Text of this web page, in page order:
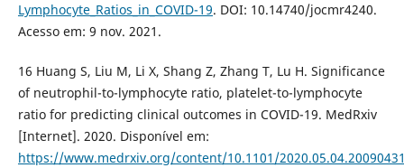
Lymphocyte_Ratios_in_COVID-19. DOI: 10.14740/jocmr4240.
Acesso em: 9 nov. 2021.
16 Huang S, Liu M, Li X, Shang Z, Zhang T, Lu H. Significance
of neutrophil-to-lymphocyte ratio, platelet-to-lymphocyte
ratio for predicting clinical outcomes in COVID-19. MedRxiv
[Internet]. 2020. Disponível em:
https://www.medrxiv.org/content/10.1101/